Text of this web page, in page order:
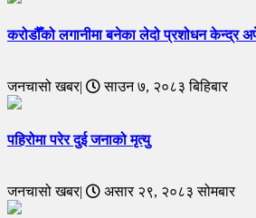
करोडौँको लगानीमा बनेका लेदो प्रशोधन केन्द्र
जनचासो खबर| साउन ७, २०८३ बिहिबार
पहिरोमा परेर दुई जनाको मृत्यु
जनचासो खबर| असार २९, २०८३ सोमबार